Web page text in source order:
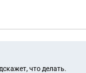
что делать.